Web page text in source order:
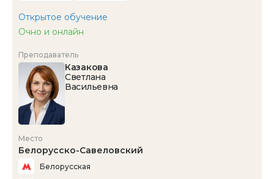
Открытое обучение
Очно и онлайн
Преподаватель
Казакова
Светлана
Васильевна
Место
Белорусско-Савеловский
Белорусская